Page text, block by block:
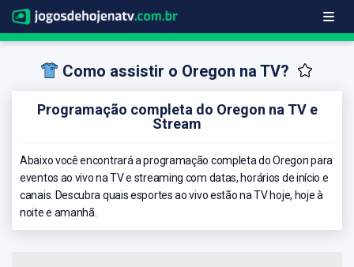
Como assistir o Oregon na TV?
Programação completa do Oregon na TV e
Stream
Abaixo você encontrará a programação completa do Oregon para
eventos ao vivo na TV e streaming com datas, horários de início e
canais. Descubra quais esportes ao vivo estão na TV hoje, hoje à
noite e amanhã.